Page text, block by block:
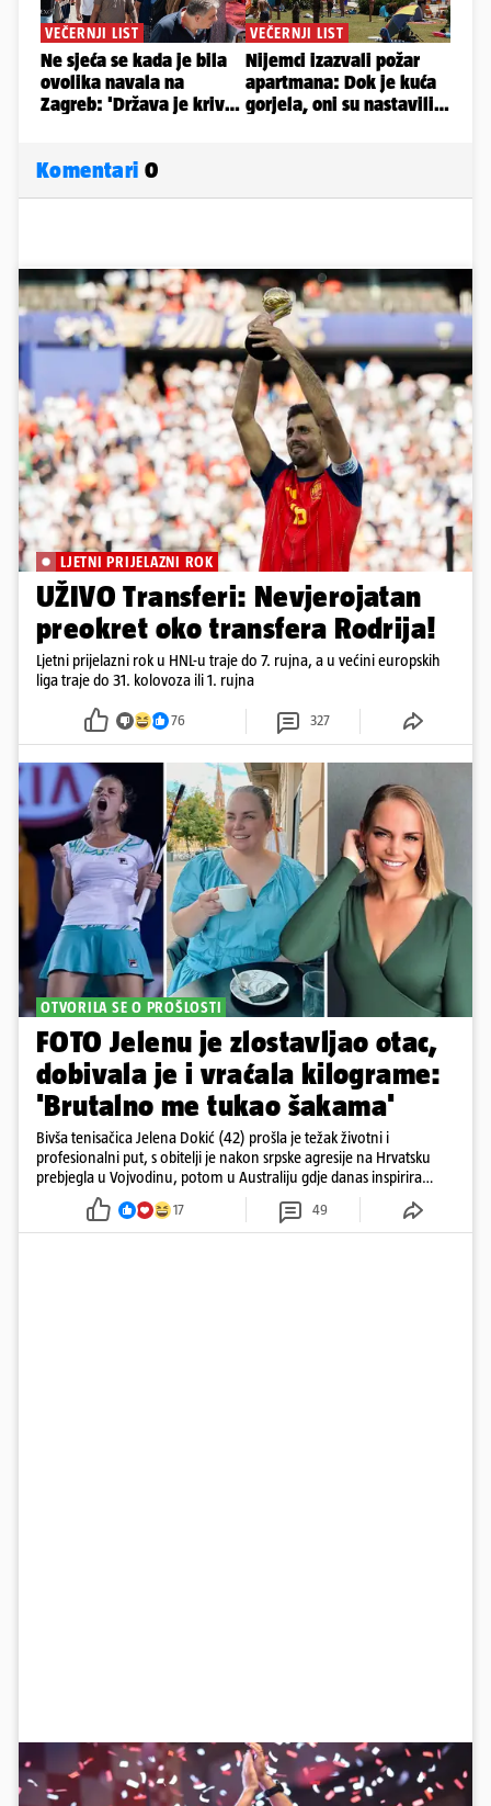
Komentari 0
LJETNI PRIJELAZNI ROK
UŽIVO Transferi: Nevjerojatan
preokret oko transfera Rodrija!
Ljetni prijelazni rok u HNL-u traje do 7. rujna, a u većini europskih
liga traje do 31. kolovoza ili 1. rujna
76 327
OTVORILA SE O PROŠLOSTI
FOTO Jelenu je zlostavljao otac,
dobivala je i vraćala kilograme:
'Brutalno me tukao šakama'
Bivša tenisačica Jelena Dokić (42) prošla je težak životni i
profesionalni put, s obitelji je nakon srpske agresije na Hrvatsku
prebjegla u Vojvodinu, potom u Australiju gdje danas inspirira
17 49